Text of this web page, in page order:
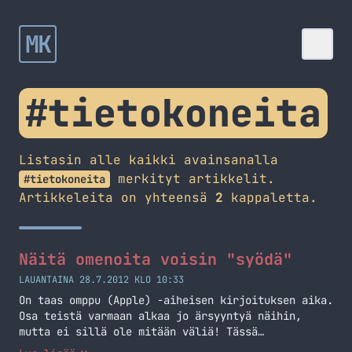
MK
#tietokoneita
Listasin alle kaikki avainsanalla
#tietokoneita
merkityt artikkelit.
Artikkeleita on yhteensä 2 kappaletta.
Näitä omenoita voisin "syödä"
LAUANTAINA 28.7.2012 KLO 10:33
On taas omppu (Apple) -aiheisen kirjoituksen aika.
Osa teistä varmaan alkaa jo ärsyyntyä näihin,
mutta ei sillä ole mitään väliä! Tässä
kirjoituksessa esittelen (taas) pari laitetta